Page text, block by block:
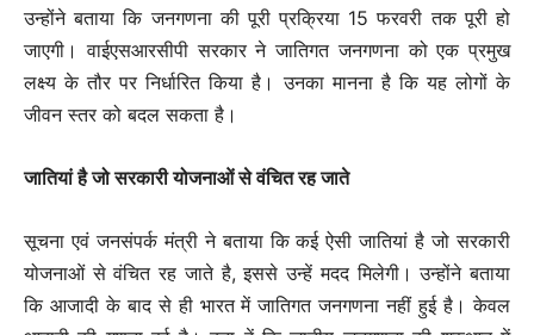
उन्होंने बताया कि जनगणना की पूरी प्रक्रिया 15 फरवरी तक पूरी हो
जाएगी। वाईएसआरसीपी सरकार ने जातिगत जनगणना को एक प्रमुख
लक्ष्य के तौर पर निर्धारित किया है। उनका मानना है कि यह लोगों के
जीवन स्तर को बदल सकता है।
जातियां है जो सरकारी योजनाओं से वंचित रह जाते
सूचना एवं जनसंपर्क मंत्री ने बताया कि कई ऐसी जातियां है जो सरकारी
योजनाओं से वंचित रह जाते है, इससे उन्हें मदद मिलेगी। उन्होंने बताया
कि आजादी के बाद से ही भारत में जातिगत जनगणना नहीं हुई है। केवल